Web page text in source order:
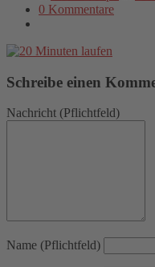
0 Kommentare
Schreibe einen
Nachricht (Pflichtfeld)
Name (Pflichtfeld)